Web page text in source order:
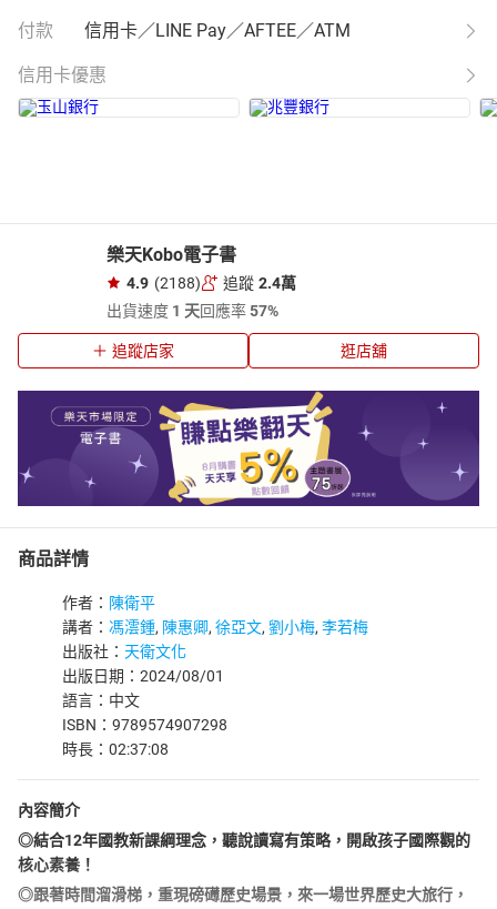
付款 信用卡／LINE Pay／AFTEE／ATM
信用卡優惠
樂天Kobo電子書
4.9 (2188) 追蹤 2.4萬
出貨速度 1 天回應率57%
追蹤店家 逛店舖
商品詳情
作者： 陳衛平
講者： 馮澐鍾, 陳惠卿, 徐亞文, 劉小梅, 李若梅
出版社： 天衛文化
出版日期：2024/08/01
語言：中文
ISBN：9789574907298
時長：02:37:08
內容簡介
◎結合12年國教新課綱理念，聽說讀寫有策略，開啟孩子國際觀的
核心素養！
◎跟著時間溜滑梯，重現磅礡歷史場景，來一場世界歷史大旅行，